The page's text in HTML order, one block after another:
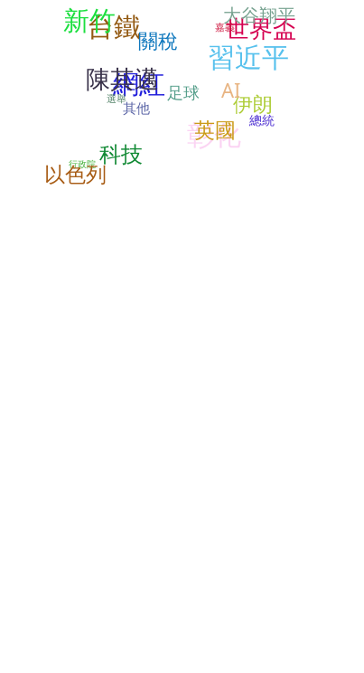
其他
世界盃
網紅
台鐵 嘉義
陳其邁
選舉
關稅
大谷翔平
總統
伊朗
彰化
新竹
行政院 科技
足球
以色列
AI
英國
習近平